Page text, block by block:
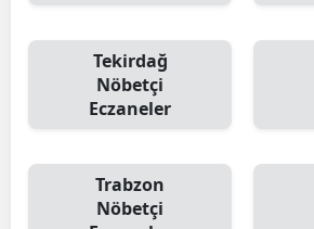
Tekirdağ
Nöbetçi
Eczaneler
Trabzon
Nöbetçi